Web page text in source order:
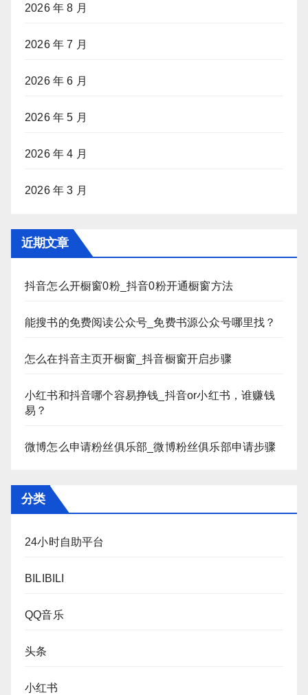
2026 年 8 月
2026 年 7 月
2026 年 6 月
2026 年 5 月
2026 年 4 月
2026 年 3 月
近期文章
抖音怎么开橱窗0粉_抖音0粉开通橱窗方法
能搜书的免费阅读公众号_免费书源公众号哪里找？
怎么在抖音主页开橱窗_抖音橱窗开启步骤
小红书和抖音哪个容易挣钱_抖音or小红书，谁赚钱
易？
微博怎么申请粉丝俱乐部_微博粉丝俱乐部申请步骤
分类
24小时自助平台
BILIBILI
QQ音乐
头条
小红书